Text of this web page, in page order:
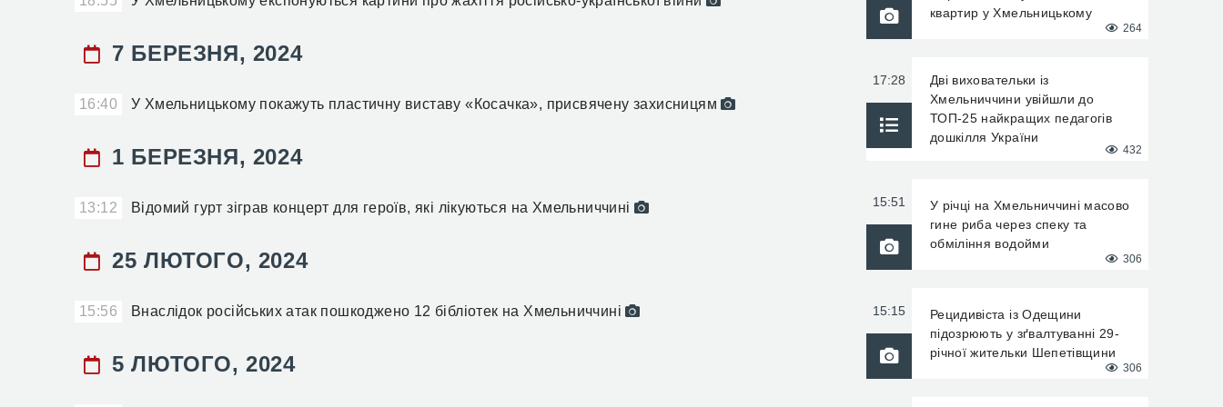
7 БЕРЕЗНЯ, 2024
16:40 У Хмельницькому покажуть пластичну виставу «Косачка», присвячену захисницям
1 БЕРЕЗНЯ, 2024
13:12 Відомий гурт зіграв концерт для героїв, які лікуються на Хмельниччині
25 ЛЮТОГО, 2024
15:56 Внаслідок російських атак пошкоджено 12 бібліотек на Хмельниччині
5 ЛЮТОГО, 2024
квартир у Хмельницькому
264
17:28
Дві виховательки із
Хмельниччини увійшли до
ТОП-25 найкращих педагогів
дошкілля України
432
15:51
У річці на Хмельниччині масово
гине риба через спеку та
обміління водойми
306
15:15
Рецидивіста із Одещини
підозрюють у зґвалтуванні 29-
річної жительки Шепетівщини
306